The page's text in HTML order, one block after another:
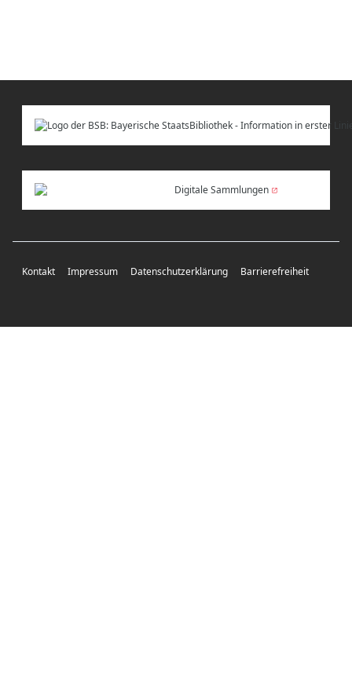
Digitale Sammlungen
Kontakt Impressum Datenschutzerklärung Barrierefreiheit